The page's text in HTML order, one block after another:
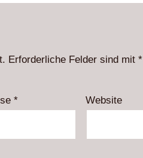
Erforderliche Felder sind mit *
* Website